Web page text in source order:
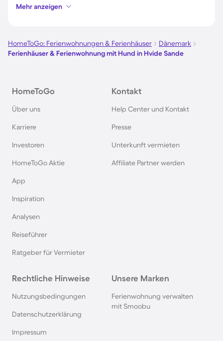
Ferienhäuser & Ferienwohnung mit Hund auf
Bodensee
Ferienhäuser & Ferienwohnung mit Hund am
Ferienhäuser & Ferienwohnung mit Hund an der
Nordsee
Ferienhäuser & Ferienwohnung mit Hund im
Allgäu
Mehr anzeigen
HomeToGo: Ferienwohnungen & Ferienhäuser
Dänemark
Ferienhäuser & Ferienwohnung mit Hund in Hvide Sande
HomeToGo
Über uns
Karriere
Investoren
HomeToGo Aktie
App
Inspiration
Analysen
Reiseführer
Ratgeber für Vermieter
Kontakt
Help Center und Kontakt
Presse
Unterkunft vermieten
Affiliate Partner werden
Rechtliche Hinweise
Nutzungsbedingungen
Datenschutzerklärung
Impressum
Unsere Marken
Ferienwohnung verwalten
mit Smoobu